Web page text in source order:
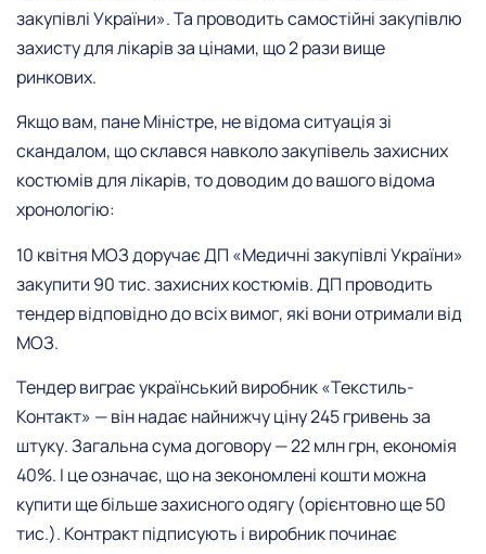
закупівлі України». Та проводить самостійні закупівлю
захисту для лікарів за цінами, що 2 рази вище
ринкових.
Якщо вам, пане Міністре, не відома ситуація зі
скандалом, що склався навколо закупівель захисних
костюмів для лікарів, то доводим до вашого відома
хронологію:
10 квітня МОЗ доручає ДП «Медичні закупівлі України»
закупити 90 тис. захисних костюмів. ДП проводить
тендер відповідно до всіх вимог, які вони отримали від
МОЗ.
Тендер виграє український виробник «Текстиль-
Контакт» — він надає найнижчу ціну 245 гривень за
штуку. Загальна сума договору — 22 млн грн, економія
40%. І це означає, що на зекономлені кошти можна
купити ще більше захисного одягу (орієнтовно ще 50
тис.). Контракт підписують і виробник починає